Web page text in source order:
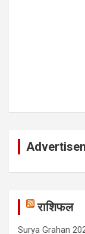
राशिफल
Surya Grahan